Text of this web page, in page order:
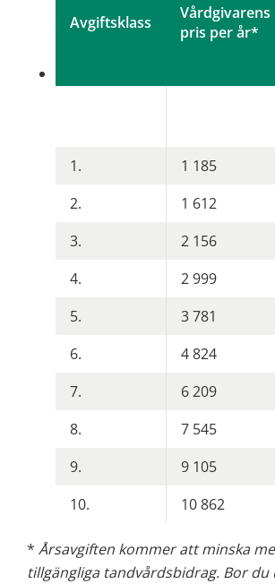
Avgiftsklass
Vårdgivarens
pris per år*
1.
1 185
2.
1 612
3.
2 156
4.
2 999
5.
3 781
6.
4 824
7.
6 209
8.
7 545
9.
9 105
10.
10 862
* Årsavgiften kommer att minska
tillgängliga tandvårdsbidrag. Bor